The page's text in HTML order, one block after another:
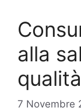
alla
7 Novembre